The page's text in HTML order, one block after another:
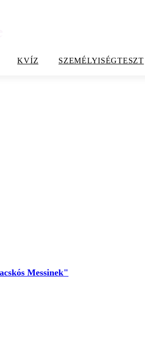
KVÍZ SZEMÉLYISÉGTESZT
Messinek"